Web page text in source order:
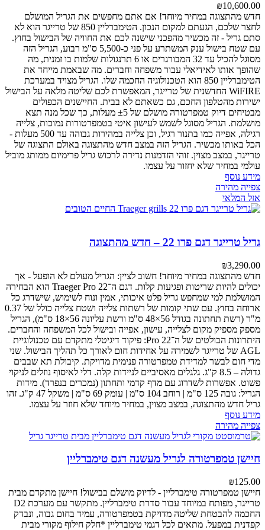
₪10,600.00
חדש מהתצוגה במחיר מיוחד! אם אתם מחפשים את הגריל המושלם
לחצר שלכם, הגעתם למקום הנכון. הטימברליין 850 של טרייגר הוא לא
סתם גריל - זה מכשיר מהפכני שישנה לכם את החוויה של הבישול בחוץ.
עם שטח בישול ענק המשתרע על פני כ-5,500 ס"מ רבוע, הגריל הזה
מסוגל להכיל עד 32 המבורגרים או 6 תרנגולות שלמות בו זמנית, מה
שהופך אותו לאידיאלי עבור משפחה וחברים. מה שבאמת מייחד את
הטימברליין 850 הוא הטכנולוגיה החכמה שלו. הגריל מצויד במערכת
WiFIRE החדשנית של טרייגר, המאפשרת לכם שליטה מלאה על הבישול
ישירות מהטלפון החכם, גם כשאתם לא בבית. החיישנים הכפולים
מבטיחים דיוק טמפרטורה מושלם של ±5 מעלות, כך שכל מנה תצא
מושלמת. הגריל מסוגל לשמש לעישון איטי בטמפרטורות נמוכות, צלייה
רגילה, אפייה כמו בתנור רגיל, וכן צלייה במהירות גבוהה עד 500 מעלות -
הכל באותו מכשיר. הגריל הזה במצב חדש מהתצוגה באולם התצוגה של
טרייגר, במצב מצוין. זוהי הזדמנות נדירה לרכוש גריל פרימיום ממותג מוביל
עולמי במחיר שלא יחזור על עצמו.
מידע נוסף
צפייה מהירה
אזל המלאי
גריל טרייגר דגם פרו 22 – חדש מהתצוגה
₪3,290.00
חדש מהתצוגה במחיר מיוחד! חשוב לציין: הגריל מעולם לא הופעל - אך
יכולים להיות שריטות ופגיעות קלות.
דגם ה־Traeger Pro 22 הוא הבחירה
המושלמת למי שמחפש גריל פלט איכותי, אמין ונוח לשימוש, שישדרג כל
ארוחה בחוץ.
עם שתי קומות של רשתות צלייה ושטח צלייה כולל של 0.37
מ"ר (רשת תחתונה בגודל 56×48 ס"מ ורשת עליונה 56×18 ס"מ), הגריל
מספק מספיק מקום לצלייה, עישון, אפייה ובישול לכל המשפחה והחברים.
היתרונות הבולטים של ה־Pro 22:
פיקוד דיגיטלי מתקדם עם טכנולוגיית
AGL של טרייגר לשמירה על אחידות חום לאורך כל תהליך הבישול.
שני
מדי חום לבשר למדידת טמפרטורה פנימית מדויקת. קיבולת תא שבבים
גדולה – 8.5 ק"ג.
גלגלים מאסיביים לניידות קלה. דלי לאיסוף נוזלים לניקוי
פשוט. אפשרות לשדרוג עם מדף קדמי ותחתון (נמכרים בנפרד). מידות
הגריל: גובה 125 ס"מ | רוחב 104 ס"מ | עומק 69 ס"מ | משקל 47 ק"ג.
זהו
גריל חדש מהתצוגה, במצב מצוין, במחיר מיוחד שלא חוזר על עצמו.
מידע נוסף
צפייה מהירה
חיישן טמפרטורה לגריל מעשנה דגם טימברליין
₪125.00
חיישן טמפרטורה טימברליין - לדיוק מושלם בבישול! חיישן מתקדם מבית
טרייגר, מפותח במיוחד עבור סדרת טימברליין. מתקשר עם מערכת D2
החכמה להבטחת שליטה מדויקת בטמפרטורה, עמיד בחום גבוה, ונבדק
קפדנית במפעל. מתאים לכל דגמי טימברליין *חלק חילוף מקורי מבית